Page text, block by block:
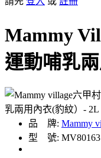
Mammy
運動哺乳
品 牌: Mammy
型 號: MV80163